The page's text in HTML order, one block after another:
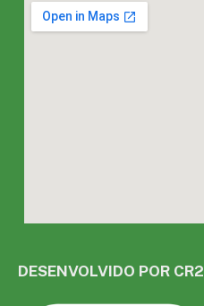
DESENVOLVIDO POR CR2